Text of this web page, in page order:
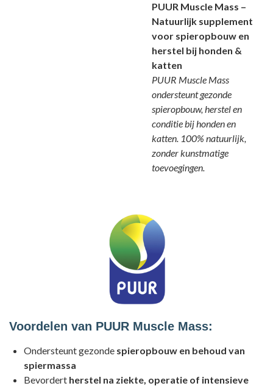
PUUR Muscle Mass –
Natuurlijk supplement
voor spieropbouw en
herstel bij honden &
katten
PUUR Muscle Mass
ondersteunt gezonde
spieropbouw, herstel en
conditie bij honden en
katten. 100% natuurlijk,
zonder kunstmatige
toevoegingen.
Voordelen van PUUR Muscle Mass:
Ondersteunt gezonde spieropbouw en behoud van
spiermassa
Bevordert herstel na ziekte, operatie of intensieve